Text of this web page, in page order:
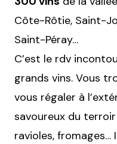
Côte-Rôtie, Saint-
Saint-Péray…
C’est le rdv
grands vins. Vous
vous régaler à
savoureux du
ravioles, fromages…